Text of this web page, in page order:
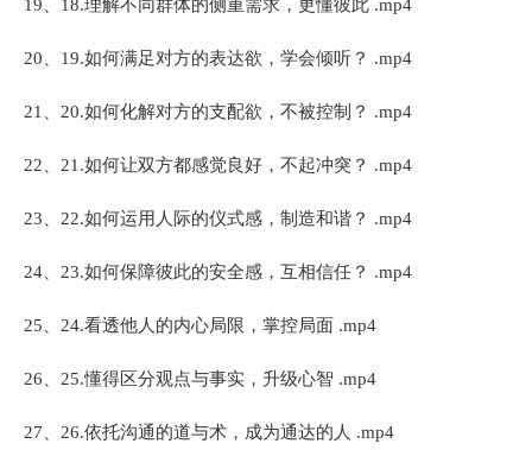
19、18.理解不同群体的侧重需求，更懂彼此 .mp4
20、19.如何满足对方的表达欲，学会倾听？ .mp4
21、20.如何化解对方的支配欲，不被控制？ .mp4
22、21.如何让双方都感觉良好，不起冲突？ .mp4
23、22.如何运用人际的仪式感，制造和谐？ .mp4
24、23.如何保障彼此的安全感，互相信任？ .mp4
25、24.看透他人的内心局限，掌控局面 .mp4
26、25.懂得区分观点与事实，升级心智 .mp4
27、26.依托沟通的道与术，成为通达的人 .mp4